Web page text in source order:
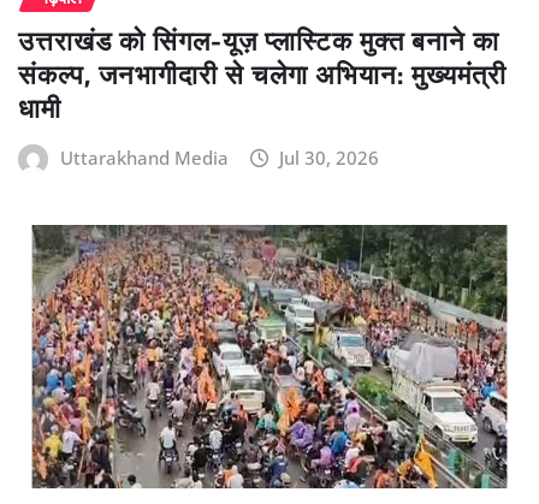
उत्तराखंड को सिंगल-यूज़ प्लास्टिक मुक्त बनाने का
संकल्प, जनभागीदारी से चलेगा अभियान: मुख्यमंत्री
धामी
Uttarakhand Media Jul 30, 2026